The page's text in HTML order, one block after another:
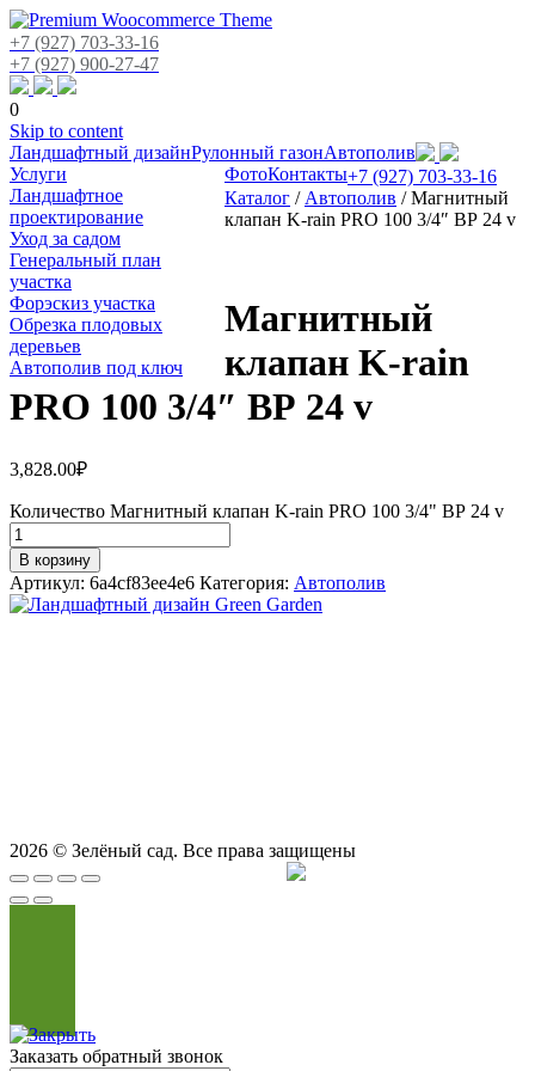
+7 (927) 703-33-16
+7 (927) 900-27-47
0
Skip to content
Ландшафтный дизайнРулонный газонАвтополив
Услуги
Ландшафтное
проектирование
Уход за садом
Генеральный план
участка
Форэскиз участка
Обрезка плодовых
деревьев
Автополив под ключ
ФотоКонтакты+7 (927) 703-33-16
Каталог / Автополив /Магнитный
клапан K-rain PRO 100 3/4″ ВР 24 v
Магнитный
клапан K-rain
PRO 100 3/4″ ВР 24 v
3,828.00₽
Количество Магнитный клапан K-rain PRO 100 3/4" ВР 24 v
В корзину
Артикул: 6a4cf83ee4e6 Категория: Автополив
2026 © Зелёный сад. Все права защищены
Заказать обратный звонок